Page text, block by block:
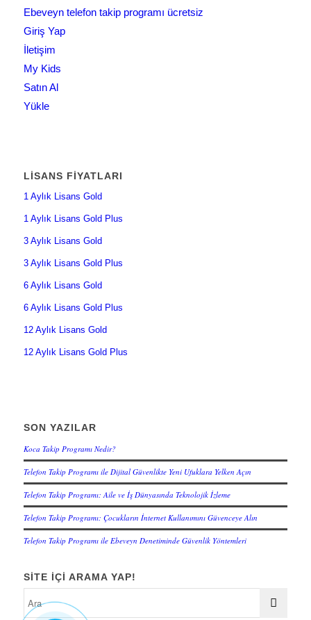
Ebeveyn telefon takip programı ücretsiz
Giriş Yap
İletişim
My Kids
Satın Al
Yükle
LISANS FIYATLARI
1 Aylık Lisans Gold
1 Aylık Lisans Gold Plus
3 Aylık Lisans Gold
3 Aylık Lisans Gold Plus
6 Aylık Lisans Gold
6 Aylık Lisans Gold Plus
12 Aylık Lisans Gold
12 Aylık Lisans Gold Plus
SON YAZILAR
Koca Takip Programı Nedir?
Telefon Takip Programı ile Dijital Güvenlikte Yeni Ufuklara Yelken Açın
Telefon Takip Programı: Aile ve İş Dünyasında Teknolojik İzleme
Telefon Takip Programı: Çocukların İnternet Kullanımını Güvenceye Alın
Telefon Takip Programı ile Ebeveyn Denetiminde Güvenlik Yöntemleri
SITE IÇI ARAMA YAP!